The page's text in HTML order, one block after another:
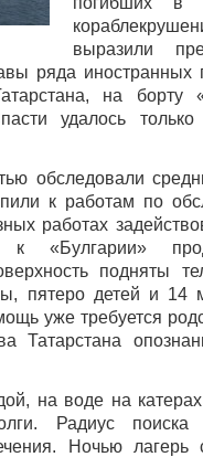
выразили
ряда иностранных
на борту
удалось только
обследовали
к работам по
работах
к «Булгарии»
подняты
пятеро детей и 14
уже требуется
Татарстана
на воде на катерах
Радиус поиска
Ночью лагерь